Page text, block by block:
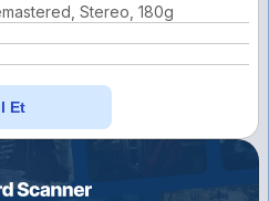
Stereo, 180g
Et